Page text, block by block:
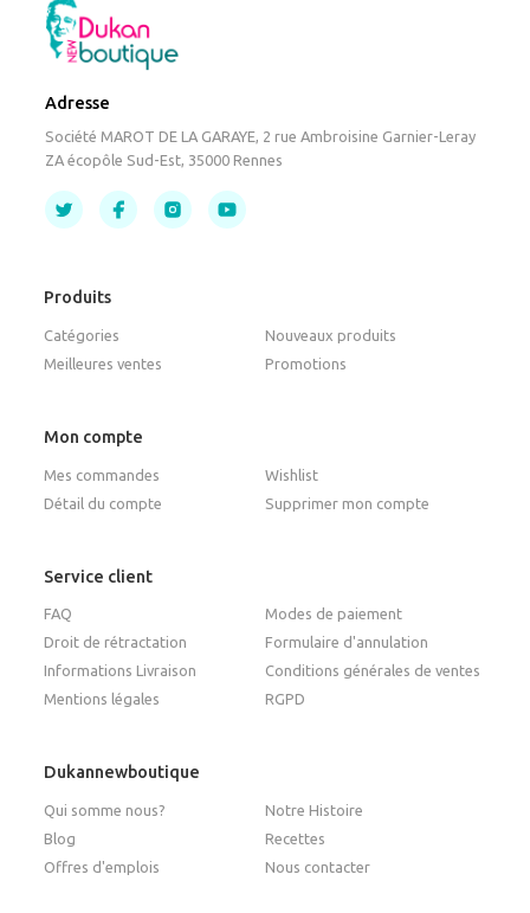
Adresse
Société MAROT DE LA GARAYE, 2 rue Ambroisine Garnier-Leray
ZA écopôle Sud-Est, 35000 Rennes
Produits
Catégories
Nouveaux produits
Meilleures ventes
Promotions
Mon compte
Mes commandes
Wishlist
Détail du compte
Supprimer mon compte
Service client
FAQ
Modes de paiement
Droit de rétractation
Formulaire d'annulation
Informations Livraison
Conditions générales de ventes
Mentions légales
RGPD
Dukannewboutique
Qui somme nous?
Notre Histoire
Blog
Recettes
Offres d'emplois
Nous contacter